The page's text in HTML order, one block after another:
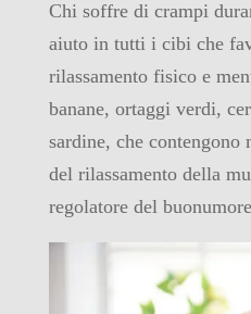
Chi soffre di crampi
aiuto in tutti i cibi che
rilassamento fisico e
banane, ortaggi verdi,
sardine, che contengono
del rilassamento della
regolatore del